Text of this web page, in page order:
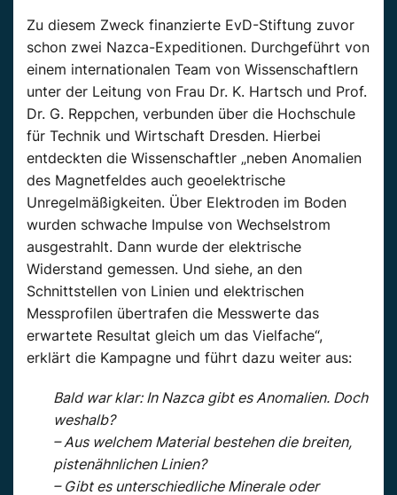
Zu diesem Zweck finanzierte EvD-Stiftung zuvor
schon zwei Nazca-Expeditionen. Durchgeführt von
einem internationalen Team von Wissenschaftlern
unter der Leitung von Frau Dr. K. Hartsch und Prof.
Dr. G. Reppchen, verbunden über die Hochschule
für Technik und Wirtschaft Dresden. Hierbei
entdeckten die Wissenschaftler „neben Anomalien
des Magnetfeldes auch geoelektrische
Unregelmäßigkeiten. Über Elektroden im Boden
wurden schwache Impulse von Wechselstrom
ausgestrahlt. Dann wurde der elektrische
Widerstand gemessen. Und siehe, an den
Schnittstellen von Linien und elektrischen
Messprofilen übertrafen die Messwerte das
erwartete Resultat gleich um das Vielfache“,
erklärt die Kampagne und führt dazu weiter aus:
Bald war klar: In Nazca gibt es Anomalien. Doch
weshalb?
– Aus welchem Material bestehen die breiten,
pistenähnlichen Linien?
– Gibt es unterschiedliche Minerale oder